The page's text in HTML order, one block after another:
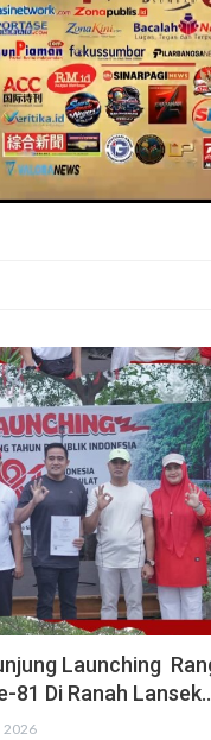
Launching
81 Di Ranah
2026